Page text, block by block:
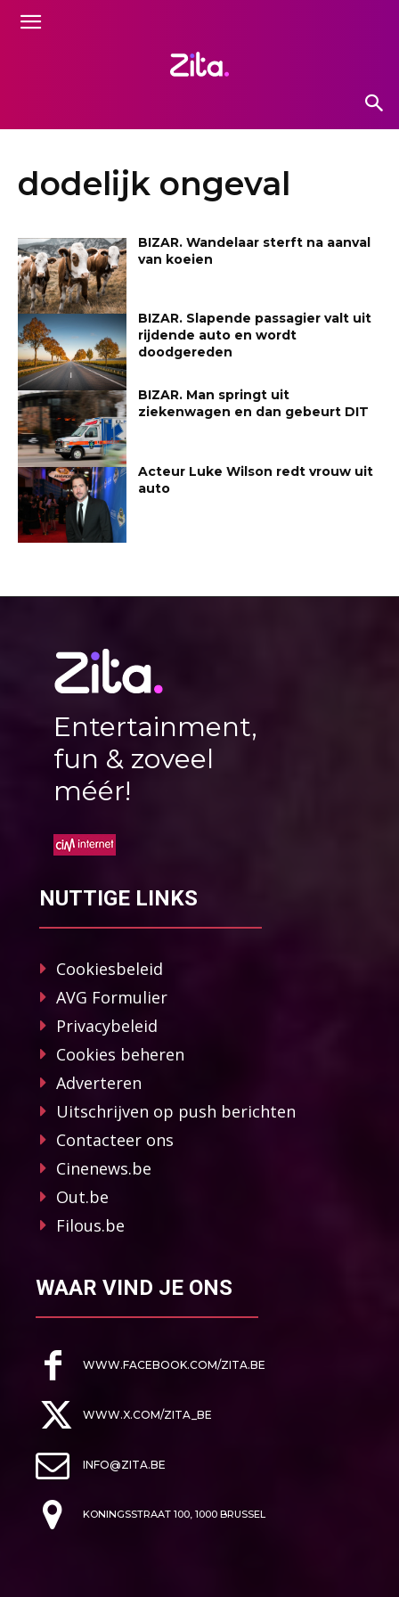
dodelijk ongeval
BIZAR. Wandelaar sterft na aanval
van koeien
BIZAR. Slapende passagier valt uit
rijdende auto en wordt
doodgereden
BIZAR. Man springt uit
ziekenwagen en dan gebeurt DIT
Acteur Luke Wilson redt vrouw uit
auto
Entertainment,
fun & zoveel
méér!
NUTTIGE LINKS
Cookiesbeleid
AVG Formulier
Privacybeleid
Cookies beheren
Adverteren
Uitschrijven op push berichten
Contacteer ons
Cinenews.be
Out.be
Filous.be
WAAR VIND JE ONS
WWW.FACEBOOK.COM/ZITA.BE
WWW.X.COM/ZITA_BE
INFO@ZITA.BE
KONINGSSTRAAT 100, 1000 BRUSSEL